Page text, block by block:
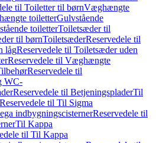
til Toiletter til børnVæghængte
toiletterGulvstående
toiletterToiletsæder til
til børnToiletsæderReservedele til
lågReservedele til Toiletsæder uden
Reservedele til Væghængte
Reservedele til
WC-
Reservedele til BetjeningspladerTil
Reservedele til Til Sigma
indbygningscisternerReservedele til
Til Kappa
til Til Kappa